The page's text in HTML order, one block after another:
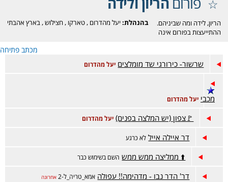
בהנהלת: יעל מהדרום ,טארקו ,חצילוש,בארץ אהבתי
הריון, לידה ומה שביניהם.
ההתייעצות בפורום אינה
הפורום דתי, נא לכבד את
רגשות הגולשות בסגנון
לפורום אמהות הפתוח-
https://www.inn.co.il/Forum/Forum.aspx/f449
מכתב פתיחה
שרשור- כירורגי שד מומלצים יעל מהדרום
מכבי יעל מהדרום
🚩צפון (יש המלצה בפנים) יעל מהדרום
דר איילה אייל לא כרגע
⬆️ ממליצה ממש ממש השם בשימוש כבר
דר' הדר נבו - מדהימה!! עפולה אמא_טריה_ל-2 אחרונה